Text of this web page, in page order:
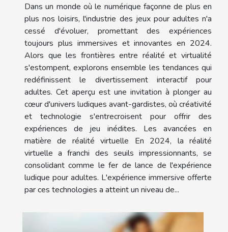
Dans un monde où le numérique façonne de plus en
plus nos loisirs, l'industrie des jeux pour adultes n'a
cessé d'évoluer, promettant des expériences
toujours plus immersives et innovantes en 2024.
Alors que les frontières entre réalité et virtualité
s'estompent, explorons ensemble les tendances qui
redéfinissent le divertissement interactif pour
adultes. Cet aperçu est une invitation à plonger au
cœur d'univers ludiques avant-gardistes, où créativité
et technologie s'entrecroisent pour offrir des
expériences de jeu inédites. Les avancées en
matière de réalité virtuelle En 2024, la réalité
virtuelle a franchi des seuils impressionnants, se
consolidant comme le fer de lance de l'expérience
ludique pour adultes. L'expérience immersive offerte
par ces technologies a atteint un niveau de...